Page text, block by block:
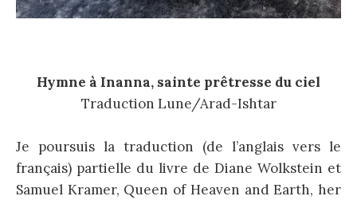
Hymne à Inanna, sainte prêtresse du ciel
Traduction Lune/Arad-Ishtar
Je poursuis la traduction (de l’anglais vers le
français) partielle du livre de Diane Wolkstein et
Samuel Kramer, Queen of Heaven and Earth, her